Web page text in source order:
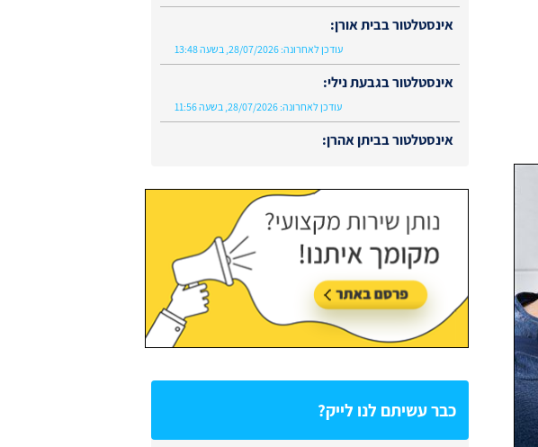
אינסטלטור בבית אורן:
עודכן לאחרונה:28/07/2026, בשעה 13:48
אינסטלטור בגבעת נילי:
עודכן לאחרונה:28/07/2026, בשעה 11:56
אינסטלטור בביתן אהרן:
כבר עשיתם לנו לייק?